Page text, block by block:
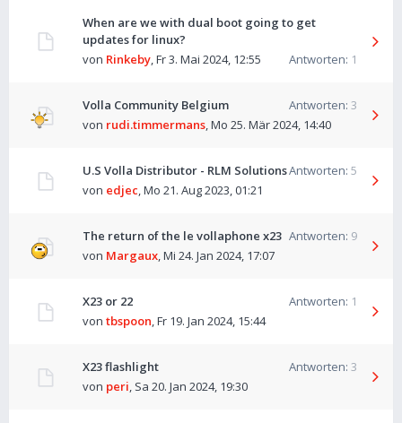
When are we with dual boot going to get
updates for linux?
Antworten: 1
von Rinkeby,Fr 3. Mai 2024, 12:55
Volla Community Belgium Antworten: 3
von rudi.timmermans,Mo 25. Mär 2024, 14:40
U.S Volla Distributor - RLM SolutionsAntworten: 5
von edjec,Mo 21. Aug 2023, 01:21
The return of the le vollaphone x23 Antworten: 9
von Margaux,Mi 24. Jan 2024, 17:07
X23 or 22 Antworten: 1
von tbspoon,Fr 19. Jan 2024, 15:44
X23 flashlight Antworten: 3
von peri, Sa 20. Jan 2024, 19:30